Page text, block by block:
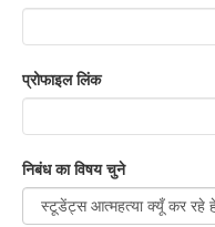
प्रोफाइल लिंक
निबंध का विषय चुने